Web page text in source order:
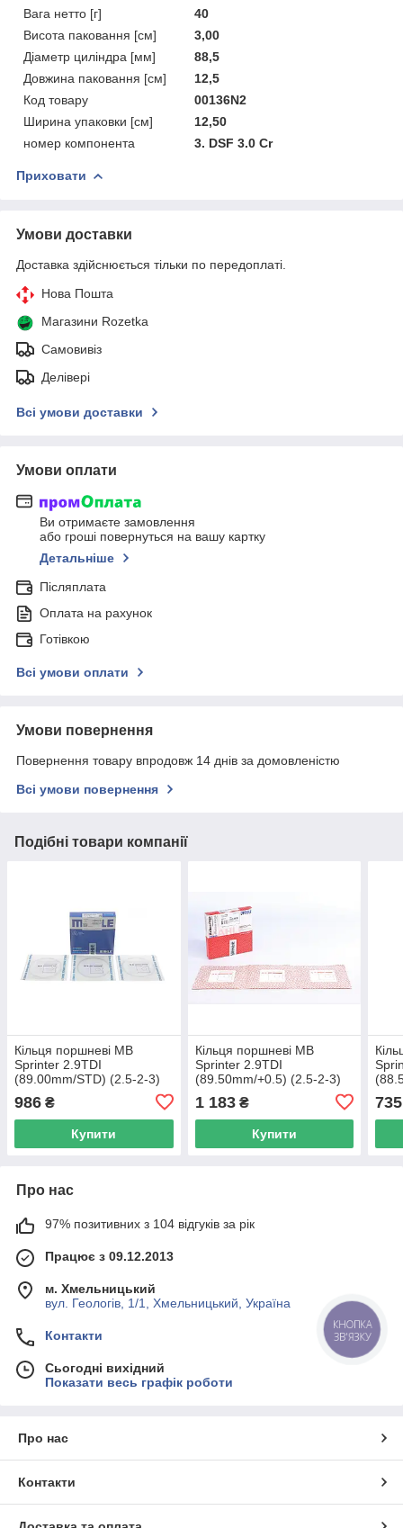
Вага нетто [г]
40
Висота паковання [см]
3,00
Діаметр циліндра [мм]
88,5
Довжина паковання [см]
12,5
Код товару
00136N2
Ширина упаковки [см]
12,50
номер компонента
3. DSF 3.0 Cr
Приховати
Умови доставки
Доставка здійснюється тільки по передоплаті.
Нова Пошта
Магазини Rozetka
Самовивіз
Делівері
Всі умови доставки
Умови оплати
Ви отримаєте замовлення
або гроші повернуться на вашу картку
Детальніше
Післяплата
Оплата на рахунок
Готівкою
Всі умови оплати
Умови повернення
Повернення товару впродовж 14 днів за домовленістю
Всі умови повернення
Подібні товари компанії
Кільця поршневі MB
Sprinter 2.9TDI
(89.00mm/STD) (2.5-2-3)
986 ₴
Купити
Кільця поршневі MB
Sprinter 2.9TDI
(89.50mm/+0.5) (2.5-2-3)
1 183₴
Купити
735
Про нас
97% позитивних з 104 відгуків за рік
Працює з 09.12.2013
м. Хмельницький
вул. Геологів, 1/1, Хмельницький, Україна
Контакти
Сьогодні вихідний
Показати весь графік роботи
Про нас
Контакти
КНОПКА
ЗВ'ЯЗКУ